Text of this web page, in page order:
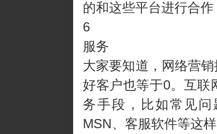
的和这些平台进行合
6
服务
大家要知道，网络营
好客户也等于0。互联
务手段，比如常见
MSN、客服软件等这